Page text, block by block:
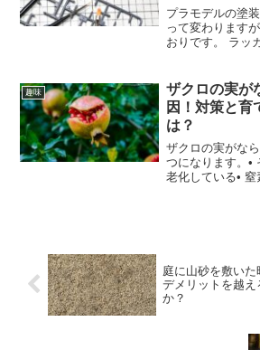
燥させる方法
プラモデルの塗
って変わります
おりです。 ラッ
記事ではドライ
法を説明しまし...
趣味
ザクロの実が
因！対策と育
は？
ザクロの実がな
つになります。•
老化している• 窒
庭に山砂を敷いた
デメリットを越
か？